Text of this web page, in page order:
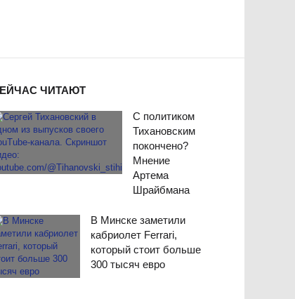
ЧИТАЮТ
С политиком
Тихановским
покончено?
Мнение
Артема
Шрайбмана
В Минске заметили
кабриолет Ferrari,
который стоит больше
300 тысяч евро